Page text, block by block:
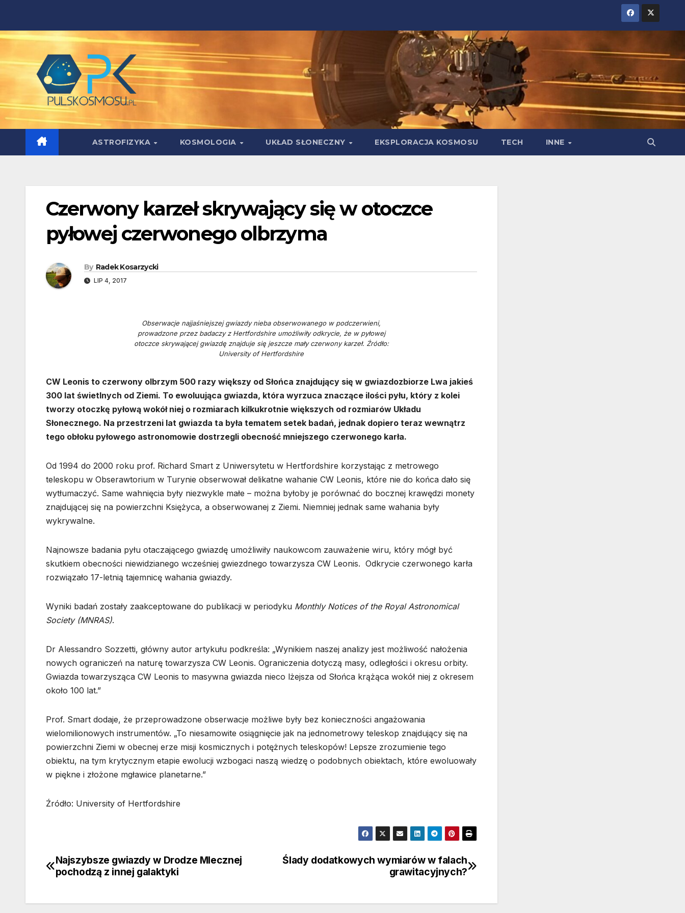
content
ASTROFIZYKA KOSMOLOGIA UKŁAD SŁONECZNY EKSPLORACJA KOSMOSU TECH INNE
Czerwony karzeł skrywający się w otoczce
pyłowej czerwonego olbrzyma
By Radek Kosarzycki
LIP 4, 2017
Obserwacje najjaśniejszej gwiazdy nieba obserwowanego w podczerwieni,
prowadzone przez badaczy z Hertfordshire umożliwiły odkrycie, że w pyłowej
otoczce skrywającej gwiazdę znajduje się jeszcze mały czerwony karzeł. Źródło:
University of Hertfordshire
CW Leonis to czerwony olbrzym 500 razy większy od Słońca znajdujący się w gwiazdozbiorze Lwa jakieś
300 lat świetlnych od Ziemi. To ewoluująca gwiazda, która wyrzuca znaczące ilości pyłu, który z kolei
tworzy otoczkę pyłową wokół niej o rozmiarach kilkukrotnie większych od rozmiarów Układu
Słonecznego. Na przestrzeni lat gwiazda ta była tematem setek badań, jednak dopiero teraz wewnątrz
tego obłoku pyłowego astronomowie dostrzegli obecność mniejszego czerwonego karła.
Od 1994 do 2000 roku prof. Richard Smart z Uniwersytetu w Hertfordshire korzystając z metrowego
teleskopu w Obserawtorium w Turynie obserwował delikatne wahanie CW Leonis, które nie do końca dało się
wytłumaczyć. Same wahnięcia były niezwykle małe – można byłoby je porównać do bocznej krawędzi monety
znajdującej się na powierzchni Księżyca, a obserwowanej z Ziemi. Niemniej jednak same wahania były
wykrywalne.
Najnowsze badania pyłu otaczającego gwiazdę umożliwiły naukowcom zauważenie wiru, który mógł być
skutkiem obecności niewidzianego wcześniej gwiezdnego towarzysza CW Leonis. Odkrycie czerwonego karła
rozwiązało 17-letnią tajemnicę wahania gwiazdy.
Wyniki badań zostały zaakceptowane do publikacji w periodyku Monthly Notices of the Royal Astronomical
Society (MNRAS).
Dr Alessandro Sozzetti, główny autor artykułu podkreśla: „Wynikiem naszej analizy jest możliwość nałożenia
nowych ograniczeń na naturę towarzysza CW Leonis. Ograniczenia dotyczą masy, odległości i okresu orbity.
Gwiazda towarzysząca CW Leonis to masywna gwiazda nieco lżejsza od Słońca krążąca wokół niej z okresem
około 100 lat.”
Prof. Smart dodaje, że przeprowadzone obserwacje możliwe były bez konieczności angażowania
wielomilionowych instrumentów. „To niesamowite osiągnięcie jak na jednometrowy teleskop znajdujący się na
powierzchni Ziemi w obecnej erze misji kosmicznych i potężnych teleskopów! Lepsze zrozumienie tego
obiektu, na tym krytycznym etapie ewolucji wzbogaci naszą wiedzę o podobnych obiektach, które ewoluowały
w piękne i złożone mgławice planetarne.”
Źródło: University of Hertfordshire
Nawigacja
Ślady dodatkowych wymiarów w falach
grawitacyjnych?
Najszybsze gwiazdy w Drodze Mlecznej
pochodzą z innej galaktyki